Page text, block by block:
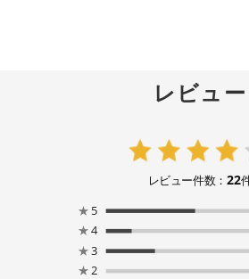
レビュー
レビュー件数： 22
★ 5
★4
★3
★2